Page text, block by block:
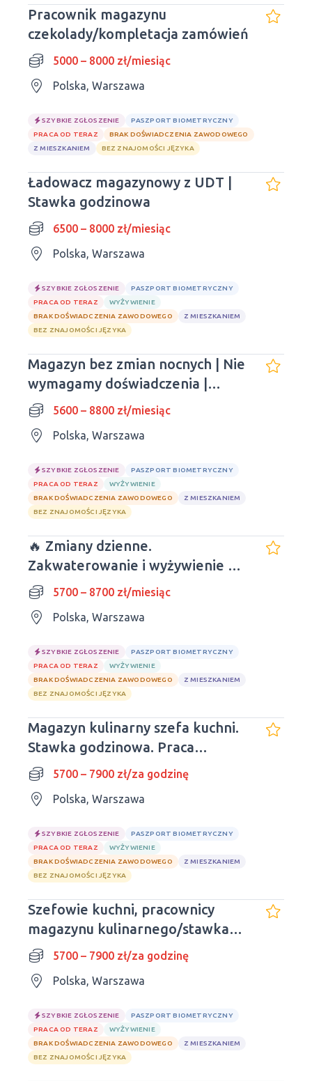
Pracownik magazynu
czekolady/kompletacja zamówień
5000 – 8000 zł/miesiąc
Polska, Warszawa
SZYBKIE ZGŁOSZENIE
PASZPORT BIOMETRYCZNY
PRACA OD TERAZ
BRAK DOŚWIADCZENIA ZAWODOWEGO
Z MIESZKANIEM
BEZ ZNAJOMOŚCI JĘZYKA
Ładowacz magazynowy z UDT |
Stawka godzinowa
6500 – 8000 zł/miesiąc
Polska, Warszawa
SZYBKIE ZGŁOSZENIE
PASZPORT BIOMETRYCZNY
PRACA OD TERAZ
WYŻYWIENIE
BRAK DOŚWIADCZENIA ZAWODOWEGO
Z MIESZKANIEM
BEZ ZNAJOMOŚCI JĘZYKA
Magazyn bez zmian nocnych | Nie
wymagamy doświadczenia |
Wprowadzimy się od razu
5600 – 8800 zł/miesiąc
Polska, Warszawa
SZYBKIE ZGŁOSZENIE
PASZPORT BIOMETRYCZNY
PRACA OD TERAZ
WYŻYWIENIE
BRAK DOŚWIADCZENIA ZAWODOWEGO
Z MIESZKANIEM
BEZ ZNAJOMOŚCI JĘZYKA
🔥 Zmiany dzienne.
Zakwaterowanie i wyżywienie w
cenie. OBECNIE
5700 – 8700 zł/miesiąc
Polska, Warszawa
SZYBKIE ZGŁOSZENIE
PASZPORT BIOMETRYCZNY
PRACA OD TERAZ
WYŻYWIENIE
BRAK DOŚWIADCZENIA ZAWODOWEGO
Z MIESZKANIEM
BEZ ZNAJOMOŚCI JĘZYKA
Magazyn kulinarny szefa kuchni.
Stawka godzinowa. Praca
dzienna.5700 – 7900 zł/za godzinę
Polska, Warszawa
SZYBKIE ZGŁOSZENIE
PASZPORT BIOMETRYCZNY
PRACA OD TERAZ
WYŻYWIENIE
BRAK DOŚWIADCZENIA ZAWODOWEGO
Z MIESZKANIEM
BEZ ZNAJOMOŚCI JĘZYKA
Szefowie kuchni, pracownicy
magazynu kulinarnego/stawka
godzinowa
5700 – 7900 zł/za godzinę
Polska, Warszawa
SZYBKIE ZGŁOSZENIE
PASZPORT BIOMETRYCZNY
PRACA OD TERAZ
WYŻYWIENIE
BRAK DOŚWIADCZENIA ZAWODOWEGO
Z MIESZKANIEM
BEZ ZNAJOMOŚCI JĘZYKA